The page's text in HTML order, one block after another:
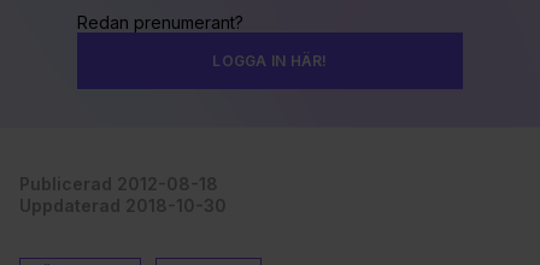
Redan prenumerant?
LOGGA IN HÄR!
Publicerad 2012-08-18
Uppdaterad 2018-10-30